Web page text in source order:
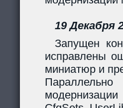
19 Декабря
Запущен
исправлены
миниатюр и